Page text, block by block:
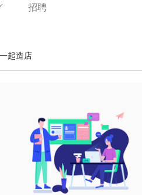
招聘
起造店